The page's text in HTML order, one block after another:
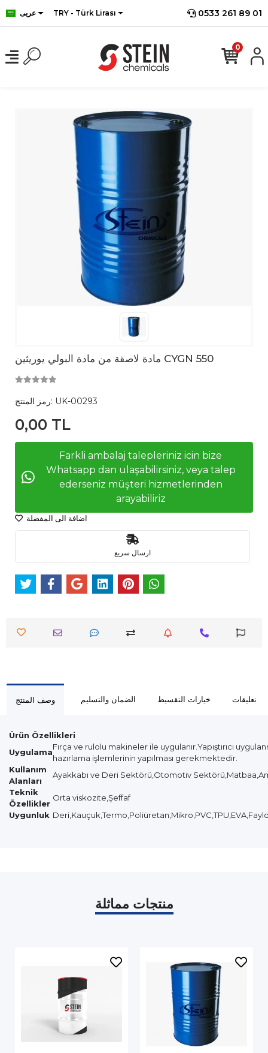
عربى TRY - Türk Lirası 0533 261 89 01
0
مادة لاصقة من مادة البولي يوريثين CYGN 550
رمز المنتج: UK-00293
0,00 TL
Farkli ambalaj talepleriniz icin bize
Whatsapp dan ulaşabilirsiniz, veya talep
ederseniz müşteri hizmetlerinden
arayabiliriz
اضافة الى المفضلة
ارسال سريع
وصف المنتج الضمان والتسليم خيارات التقسيط تعليقات
Ürün Özellikleri
Uygulama
Fırça ve rulolu makineler ile uygulanır.Yapıştırıcı
hazırlama işlemlerinin yapılması gerekmektedir.
Kullanım
Alanları
Ayakkabı ve Deri Sektörü,Otomotiv
Teknik
Özellikler
Orta viskozite,Şeffaf
Uygunluk
منتجات مماثلة